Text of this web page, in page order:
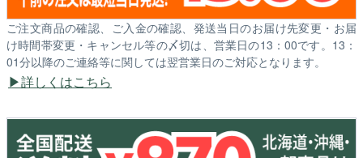
ご注文商品の確認、ご入金の確認、発送当日のお届け先変更・お届
け時間帯変更・キャンセル等の〆切は、営業日の13：00です。13：
01分以降のご連絡等に関しては翌営業日のご対応となります。
詳しくはこちら